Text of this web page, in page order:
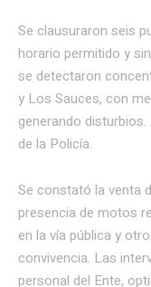
Se clausuraron seis
horario permitido y
se detectaron
y Los Sauces, con
generando
de la Policía.
Se constató la venta
presencia de motos
en la vía pública y
convivencia. Las
personal del Ente,